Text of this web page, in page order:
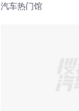
汽车热门馆